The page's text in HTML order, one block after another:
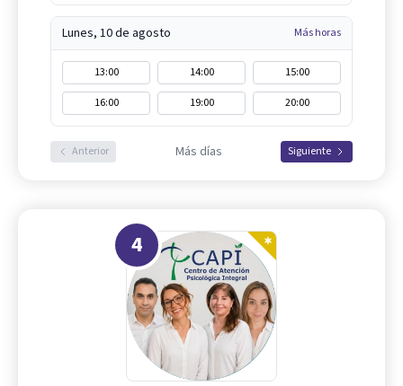
Lunes, 10 de agosto Más horas
13:00 14:00
15:00
16:00
19:00 20:00
Anterior Más días Siguiente
4